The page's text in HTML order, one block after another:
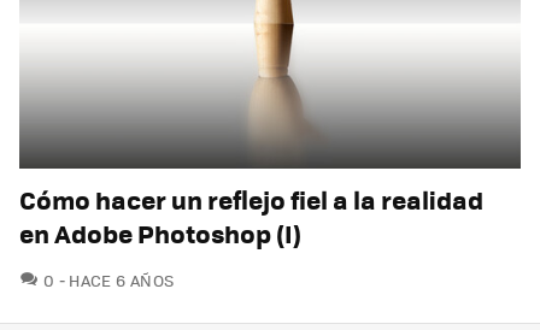
Cómo hacer un reflejo fiel a la realidad
en Adobe Photoshop (I)
0 COMENTARIOS
HACE 6 AÑOS